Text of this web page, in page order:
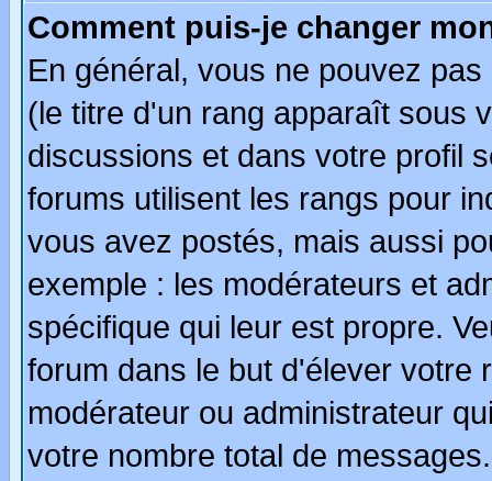
Comment puis-je changer
En général, vous ne pouvez
(le titre d'un rang apparaît sous
discussions et dans votre profil
forums utilisent les rangs pour
vous avez postés, mais aussi
exemple : les modérateurs et
spécifique qui leur est propre.
forum dans le but d'élever votre
modérateur ou administrateur
votre nombre total de messages.